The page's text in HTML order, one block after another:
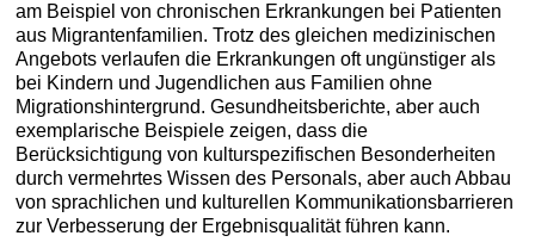
am Beispiel von chronischen Erkrankungen bei Patienten
aus Migrantenfamilien. Trotz des gleichen medizinischen
Angebots verlaufen die Erkrankungen oft ungünstiger als
bei Kindern und Jugendlichen aus Familien ohne
Migrationshintergrund. Gesundheitsberichte, aber auch
exemplarische Beispiele zeigen, dass die
Berücksichtigung von kulturspezifischen Besonderheiten
durch vermehrtes Wissen des Personals, aber auch Abbau
von sprachlichen und kulturellen Kommunikationsbarrieren
zur Verbesserung der Ergebnisqualität führen kann.